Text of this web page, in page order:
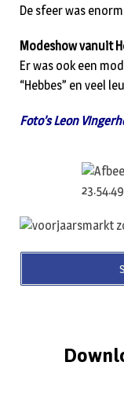
De sfeer was
Modeshow vanuit
Er was ook een
“Hebbes” en veel
Foto’s Leon